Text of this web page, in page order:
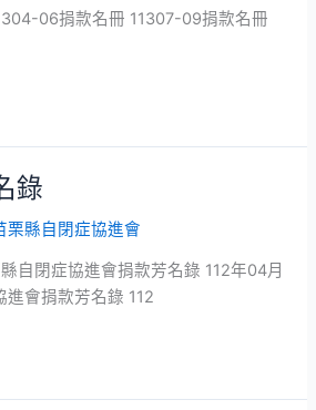
06捐款名冊 11307-09捐款名冊
錄
栗縣自閉症協進會
自閉症協進會捐款芳名錄 112年04月
會捐款芳名錄 112